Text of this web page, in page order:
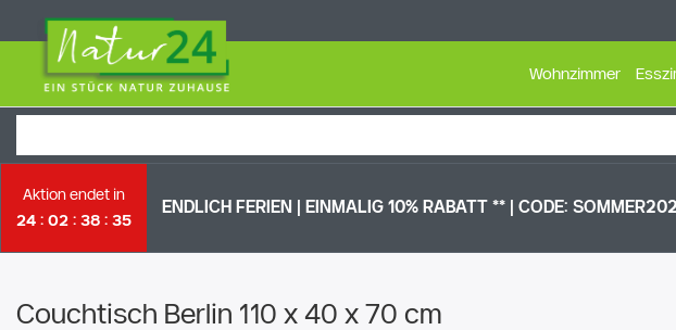
Wohnzimmer
Aktion endet in
24
02 38 34
ENDLICH FERIEN | EI NMALIG 10% RABATT ** | CODE:
Couchtisch Berlin 110 x 40 x 70 cm